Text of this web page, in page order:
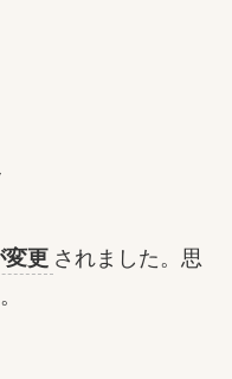
変更 されました。思